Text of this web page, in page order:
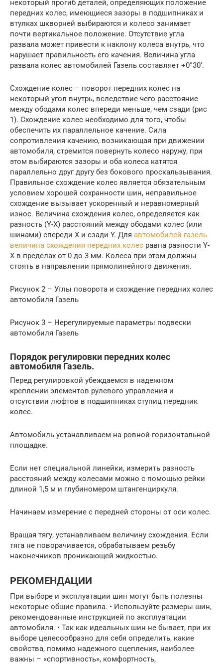
некоторый прогиб деталей, определяющих положение
передних колес, имеющиеся зазоры в подшипниках и
втулках шкворней выбираются и колесо занимает
почти вертикальное положение. Отсутствие угла
развала может привести к наклону колеса внутрь, что
нарушает правильность его качения. Величина угла
развала колес автомобилей Газель составляет +0°30’.
Схождение колес – поворот передних колес на
некоторый угол внутрь, вследствие чего расстояние
между ободами колес впереди меньше, чем сзади (рис
1). Схождение колес необходимо для того, чтобы
обеспечить их параллельное качение. Сила
сопротивления качению, возникающая при движении
автомобиля, стремится повернуть колесо наружу, при
этом выбираются зазоры и оба колеса катятся
параллельно друг другу без бокового проскальзывания.
Правильное схождение колес является обязательным
условием хорошей сохранности шин, неправильное
схождение вызывает ускоренный и неравномерный
износ. Величина схождения колес, определяется как
разность (Y-X) расстояний между ободами колес (или
шинами) спереди X и сзади Y. Для автомобилей газель
величина схождения передних колес равна разности Y-
X в пределах от 0 до 3 мм. Колеса при этом должны
стоять в направлении прямолинейного движения.
Рисунок 2 – Углы поворота и схождение передних колес
автомобиля Газель
Рисунок 3 – Нерегулируемые параметры подвески
автомобиля Газель
Порядок регулировки передних колес
автомобиля Газель.
Перед регулировкой убеждаемся в надежном
креплении элементов рулевого управления и
отсутствии люфтов в подшипниках ступиц передник
колес.
Автомобиль устанавливаем на ровной горизонтальной
площадке.
Если нет специальной линейки, измерить разность
расстояний между колесами можно с помощью рейки
длиной 1,5 м и глубиномером штангенциркуля.
Начинаем измерение с передней стороны от оси колес.
Вращая тягу, устанавливаем величину схождения. Если
тяга не поворачивается, обрабатываем резьбу
наконечников проникающей жидкостью.
РЕКОМЕНДАЦИИ
При выборе и эксплуатации шин могут быть полезны
некоторые общие правила. • Используйте размеры шин,
рекомендованные инструкцией по эксплуатации
автомобиля. • Так как идеальных шин не бывает, при их
выборе целесообразно для себя определить, какие
свойства, помимо надежного сцепления, наиболее
важны – «спортивность», комфортность,